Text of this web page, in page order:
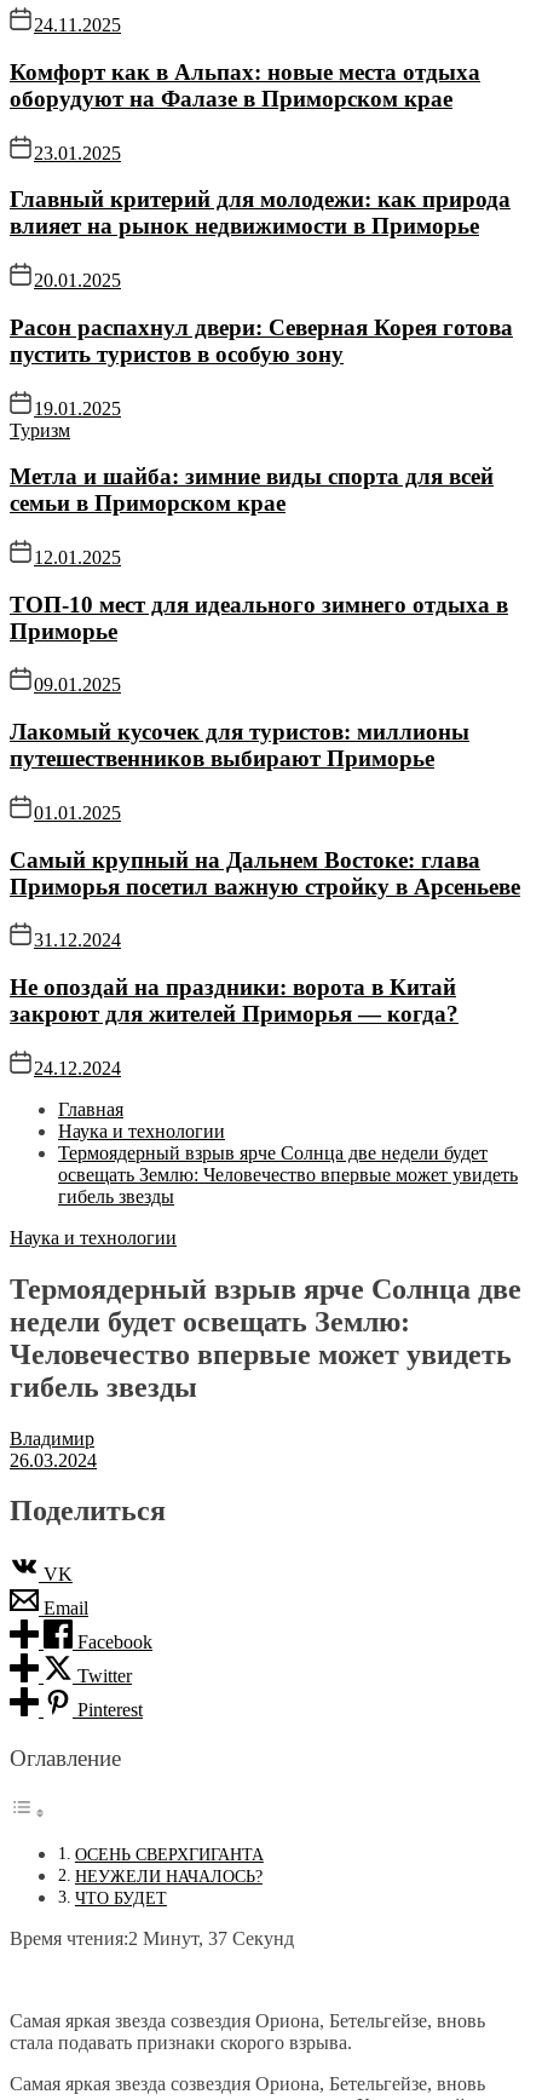
24.11.2025
Комфорт как в Альпах: новые места отдыха
оборудуют на Фалазе в Приморском крае
23.01.2025
Главный критерий для молодежи: как природа
влияет на рынок недвижимости в Приморье
20.01.2025
Расон распахнул двери: Северная Корея готова
пустить туристов в особую зону
19.01.2025
Туризм
Метла и шайба: зимние виды спорта для всей
семьи в Приморском крае
12.01.2025
ТОП-10 мест для идеального зимнего отдыха в
Приморье
09.01.2025
Лакомый кусочек для туристов: миллионы
путешественников выбирают Приморье
01.01.2025
Самый крупный на Дальнем Востоке: глава
Приморья посетил важную стройку в Арсеньеве
31.12.2024
Не опоздай на праздники: ворота в Китай
закроют для жителей Приморья — когда?
24.12.2024
Главная
Наука и технологии
Термоядерный взрыв ярче Солнца две недели будет
освещать Землю: Человечество впервые может увидеть
гибель звезды
Наука и технологии
Термоядерный взрыв ярче Солнца две
недели будет освещать Землю:
Человечество впервые может увидеть
гибель звезды
Владимир
26.03.2024
Поделиться
VK
Email
Facebook
Twitter
Pinterest
Оглавление
ОСЕНЬ СВЕРХГИГАНТА
НЕУЖЕЛИ НАЧАЛОСЬ?
ЧТО БУДЕТ
Время чтения:2 Минут, 37 Секунд
Самая яркая звезда созвездия Ориона, Бетельгейзе, вновь
стала подавать признаки скорого взрыва.
Самая яркая звезда созвездия Ориона, Бетельгейзе, вновь